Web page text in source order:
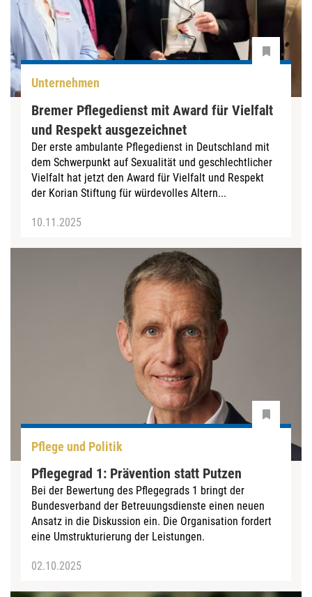
Unternehmen
Bremer Pflegedienst mit Award für Vielfalt
und Respekt ausgezeichnet
Der erste ambulante Pflegedienst in Deutschland mit
dem Schwerpunkt auf Sexualität und geschlechtlicher
Vielfalt hat jetzt den Award für Vielfalt und Respekt
der Korian Stiftung für würdevolles Altern...
10.11.2025
Pflege und Politik
Pflegegrad 1: Prävention statt Putzen
Bei der Bewertung des Pflegegrads 1 bringt der
Bundesverband der Betreuungsdienste einen neuen
Ansatz in die Diskussion ein. Die Organisation fordert
eine Umstrukturierung der Leistungen.
02.10.2025